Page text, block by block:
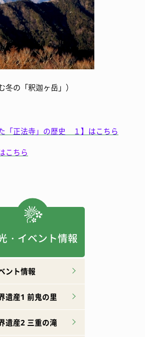
冬の「釈迦ヶ岳」）
「正法寺」の歴史 １】はこちら
こちら
・イベント情報
ント情報
遺産1 前鬼の里
遺産2 三重の滝